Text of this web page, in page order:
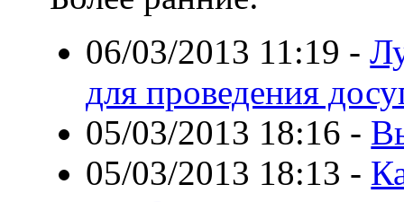
06/03/2013 11:19 -
для проведения
05/03/2013 18:16 -
05/03/2013 18:13 -